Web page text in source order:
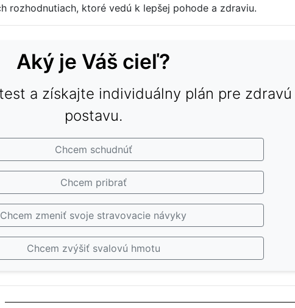
rozhodnutiach, ktoré vedú k lepšej pohode a zdraviu.
Aký je Váš cieľ?
a získajte individuálny plán pre zdravú
postavu.
Chcem schudnúť
Chcem pribrať
Chcem zmeniť svoje stravovacie návyky
Chcem zvýšiť svalovú hmotu
Zdrowe przekąski na
Kalorické porovnanie
obľúbených pochutín
občerstvenie
súčasťou zdravej